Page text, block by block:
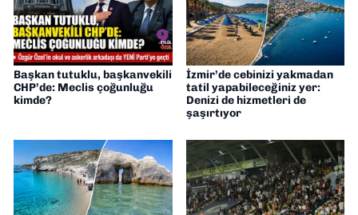
Başkan tutuklu, başkanvekili
CHP’de: Meclis çoğunluğu
kimde?
İzmir’de cebinizi yakmadan
tatil yapabileceğiniz yer:
Denizi de hizmetleri de
şaşırtıyor